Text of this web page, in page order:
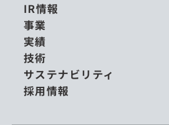
IR情報
事業
実績
技術
サステナビリティ
採用情報